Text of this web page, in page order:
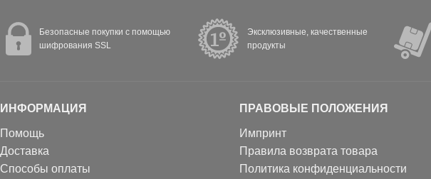
Безопасные покупки с помощью
шифрования SSL
Эксклюзивные, качественные
продукты
ИНФОРМАЦИЯ
Помощь
Доставка
Способы оплаты
ПРАВОВЫЕ ПОЛОЖЕНИЯ
Импринт
Правила возврата товара
Политика конфиденциальности